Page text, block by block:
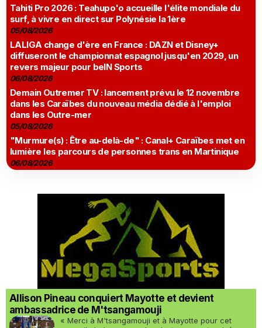
Tahiti Pro 2026 : Teahupo'o accueille l'élite mondiale du
surf, à vivre en direct sur Polynésie la 1ère
05/08/2026
LALIGA change d'ère en France : DAZN et Disney+
diffuseront le championnat espagnol jusqu'en 2029, un
revers majeur pour beIN Sports
06/08/2026
Demain Outremer TV : lancement prévu le 12 novembre
dans les Caraïbes du nouveau média dédié à l'emploi
dans les Outre-mer
05/08/2026
"Murmure(s) : Être au-delà-de" : Canal+ Caraïbes met en
lumière les parcours de personnes trans en Martinique
06/08/2026
Allison Pineau conquiert Mayotte et devient
ambassadrice de M'tsangamouji
« Merci à M'tsangamouji et à Mayotte pour cet